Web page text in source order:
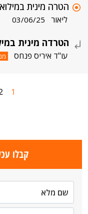
הטרה מינית
ליאור 03/06/25
הטרדה מינית
עו"ד איריס פנחס
1
קבלו